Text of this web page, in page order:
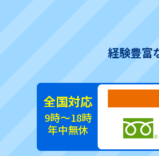
経験豊富
全国対応
9時～18時
年中無休